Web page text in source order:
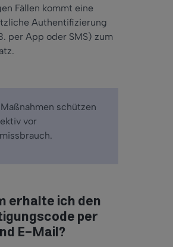
Fällen kommt eine
Authentifizierung
per App oder SMS) zum
schützen
vor
erhalte ich den
per
E-Mail?